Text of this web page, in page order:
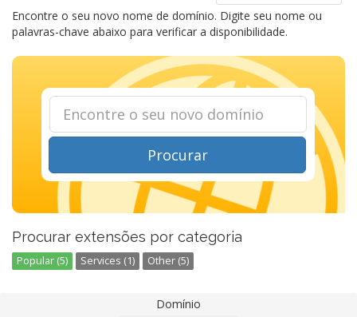
Encontre o seu novo nome de domínio. Digite seu nome ou
palavras-chave abaixo para verificar a disponibilidade.
Procurar
Procurar extensões por categoria
Popular (5) Services (1) Other (5)
Domínio